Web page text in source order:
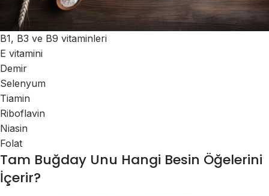
B1, B3 ve B9 vitaminleri
E vitamini
Demir
Selenyum
Tiamin
Riboflavin
Niasin
Folat
Tam Buğday Unu Hangi Besin Öğelerini
İçerir?